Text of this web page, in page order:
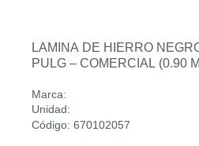
LAMINA DE HIERRO
PULG – COMERCIAL (0.90
Marca:
Unidad:
Código: 670102057